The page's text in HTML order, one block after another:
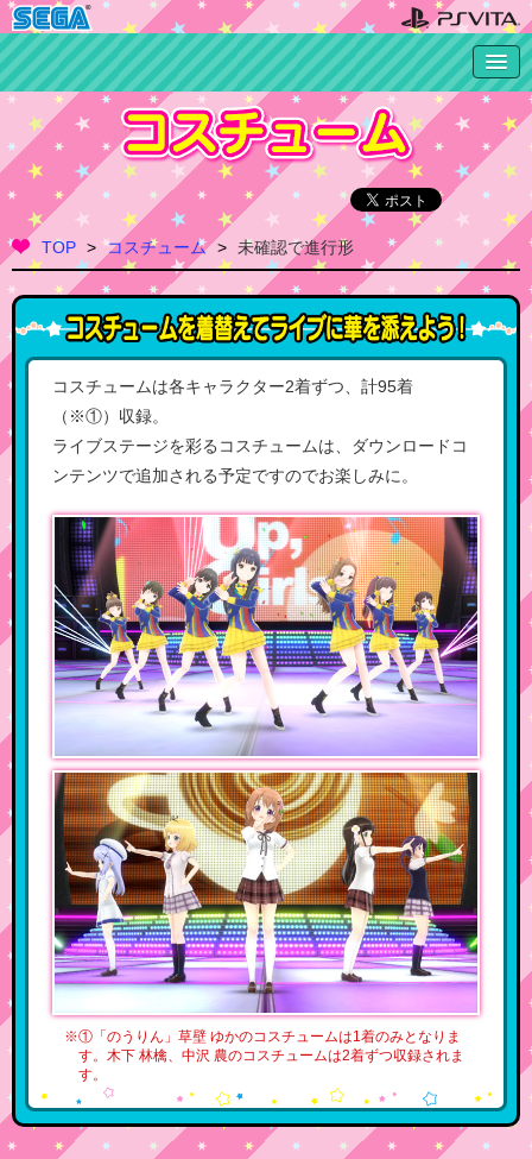
TOP コスチューム 未確認で進行形
コスチュームは各キャラクター2着ずつ、計95着
（※①）収録。
ライブステージを彩るコスチュームは、ダウンロードコ
ンテンツで追加される予定ですのでお楽しみに。
※①「のうりん」草壁 ゆかのコスチュームは1着のみとなりま
す。木下 林檎、中沢 農のコスチュームは2着ずつ収録されま
す。